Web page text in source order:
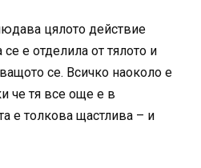
цялото действие
е отделила от тялото и
се. Всичко наоколо е
че тя все още е в
е толкова щастлива – и